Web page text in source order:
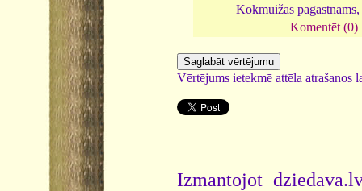
Kokmuižas
Komentēt (0)
Vērtējums ietekmē attēla atrašanos
Izmantojot